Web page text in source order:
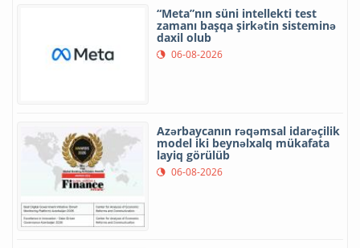
“Meta”nın süni intellekti test
zamanı başqa şirkətin sisteminə
daxil olub
06-08-2026
Azərbaycanın rəqəmsal idarəçilik
model iki beynəlxalq mükafata
layiq görülüb
06-08-2026